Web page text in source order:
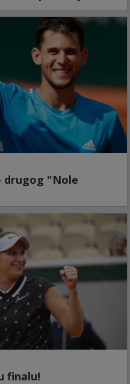
drugog "Nole
finalu!